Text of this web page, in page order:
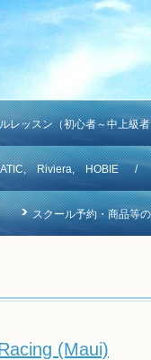
レッスン（初心者～中上級
Riviera, HOBIE /
スクール予約・商品
(Maui)